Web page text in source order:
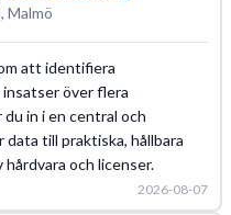
Malmö
att identifiera
över flera
in i en central och
till praktiska, hållbara
och licenser.
2026-08-07